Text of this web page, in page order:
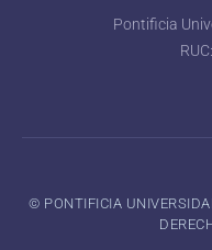
Pontificia
©️ PONTIFICIA